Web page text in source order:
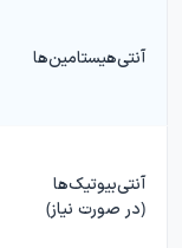
آنتی‌هیستامین‌ها
آنتی‌بیوتیک‌ها
(در صورت نیاز)